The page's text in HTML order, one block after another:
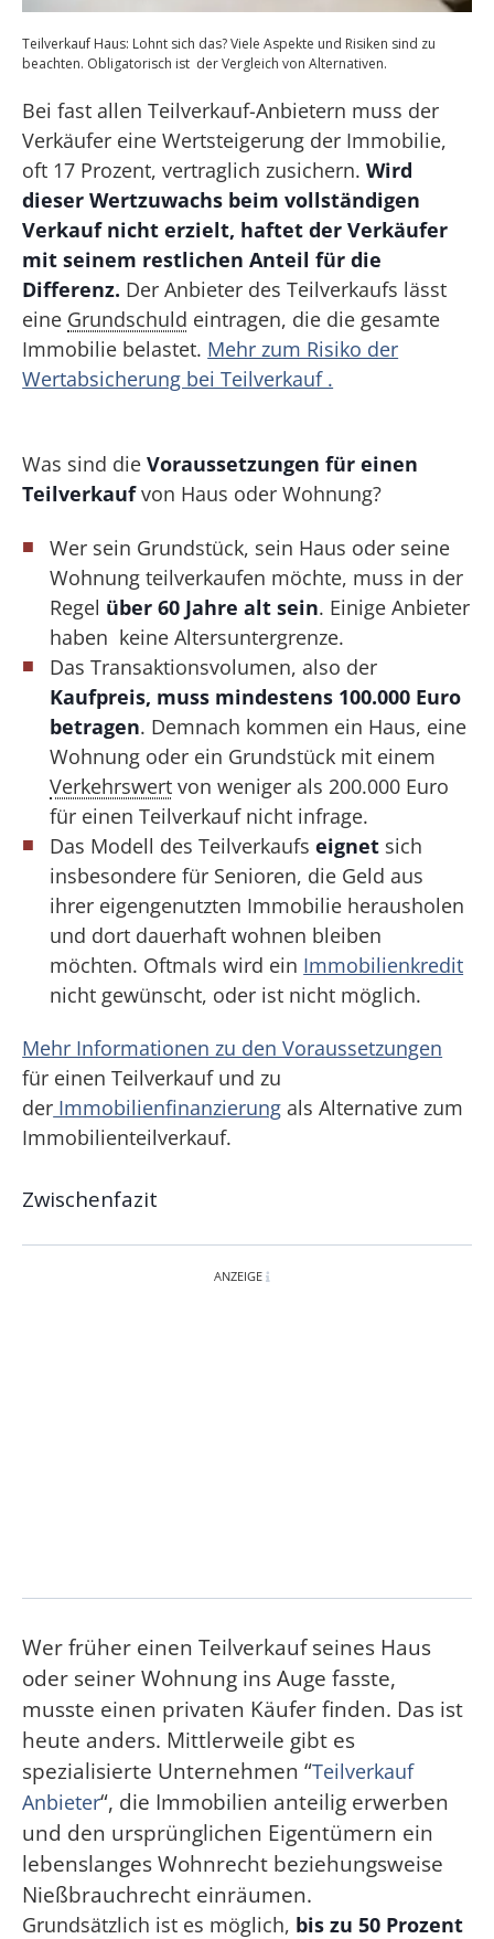
Teilverkauf Haus: Lohnt sich das? Viele Aspekte und Risiken sind zu
beachten. Obligatorisch ist der Vergleich von Alternativen.
Bei fast allen Teilverkauf-Anbietern muss der
Verkäufer eine Wertsteigerung der Immobilie,
oft 17 Prozent, vertraglich zusichern.Wird
dieser Wertzuwachs beim vollständigen
Verkauf nicht erzielt, haftet der Verkäufer
mit seinem restlichen Anteil für die
Differenz. Der Anbieter des Teilverkaufs lässt
eine Grundschuld eintragen, die die gesamte
Immobilie belastet. Mehr zum Risiko der
Wertabsicherung bei Teilverkauf .
Was sind dieVoraussetzungen für einen
Teilverkaufvon Haus oder Wohnung?
Wer sein Grundstück, sein Haus oder seine
Wohnung teilverkaufen möchte, muss in der
Regel über 60 Jahre alt sein. Einige Anbieter
haben keine Altersuntergrenze.
Das Transaktionsvolumen, also der
Kaufpreis, muss mindestens 100.000 Euro
betragen. Demnach kommen ein Haus, eine
Wohnung oder ein Grundstück mit einem
Verkehrswert von weniger als 200.000 Euro
für einen Teilverkauf nicht infrage.
Das Modell des Teilverkaufseignet sich
insbesondere für Senioren, die Geld aus
ihrer eigengenutzten Immobilie herausholen
und dort dauerhaft wohnen bleiben
möchten. Oftmals wird ein Immobilienkredit
nicht gewünscht, oder ist nicht möglich.
Mehr Informationen zu den Voraussetzungen
für einen Teilverkauf und zu
der Immobilienfinanzierung als Alternative zum
Immobilienteilverkauf.
Zwischenfazit
ANZEIGE
Wer früher einen Teilverkauf seines Haus
oder seiner Wohnung ins Auge fasste,
musste einen privaten Käufer finden. Das ist
heute anders. Mittlerweile gibt es
spezialisierte Unternehmen “Teilverkauf
Anbieter“, die Immobilien anteilig erwerben
und den ursprünglichen Eigentümern ein
lebenslanges Wohnrecht beziehungsweise
Nießbrauchrecht einräumen.
Grundsätzlich ist es möglich, bis zu 50 Prozent